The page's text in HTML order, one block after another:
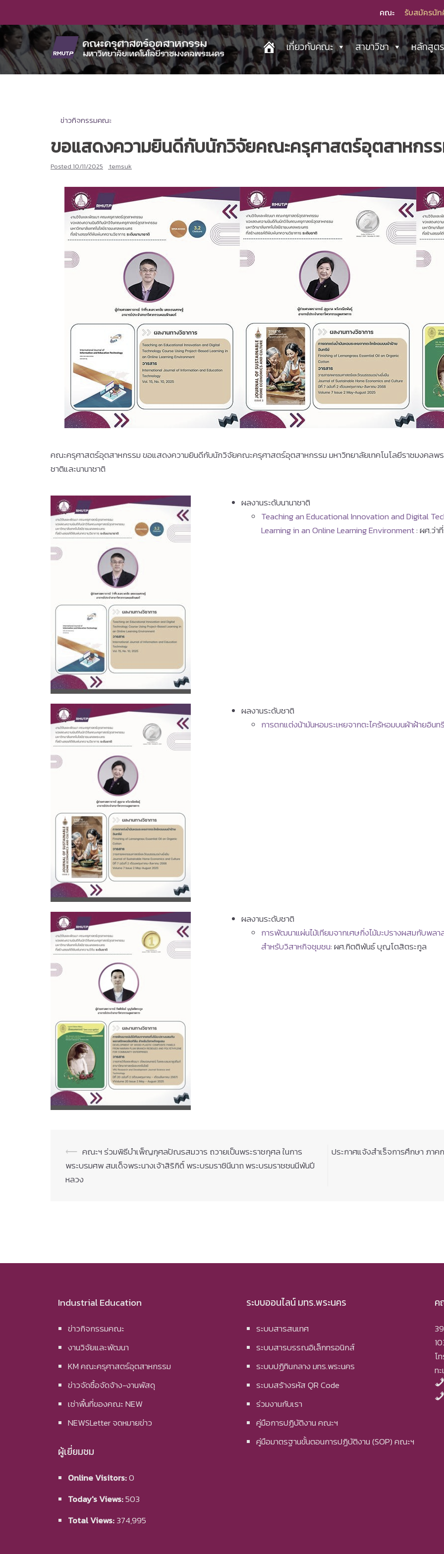
content
คณะ รับสมัครนัก
เกี่ยวกับคณะ สาขาวิชา หลักสูตร
ข่าวกิจกรรมคณะ
ขอแสดงความยินดีกับนักวิจัยคณะครุศาสตร์อุตสาหกร
Posted 10/11/2025 temsuk
คณะครุศาสตร์อุตสาหกรรม ขอแสดงความยินดีกับนักวิจัยคณะครุศาสตร์อุตสาหกรรม มหาวิทยาลัยเทคโนโลยีราชมงคลพ
ชาติและนานาชาติ
ผลงานระดับนานาชาติ
Teaching an Educational Innovation and Digital
Learning in an Online Learning Environment: ผศ.ว่า
ผลงานระดับชาติ
การตกแต่งน้ามันหอมระเหยจากตะไคร้หอมบนผ้าฝ้ายอินท
ผลงานระดับชาติ
การพัฒนาแผ่นไม้เทียมจากเศษกิ่งไม้มะปรางผสมกับพล
สำหรับวิสาหกิจชุมชน: ผศ.กิตติพันธ์ บุญโตสิตระกูล
Post
navigation
⟵ คณะฯ ร่วมพิธีบำเพ็ญกุศลปัณรสมวาร ถวายเป็นพระราชกุศล ในการ
พระบรมศพ สมเด็จพระนางเจ้าสิริกิติ์ พระบรมราชินีนาถ พระบรมราชชนนีพันปี
หลวง
ประกาศแจ้งสำเร็จการศึกษา ภา
Industrial Education
ข่าวกิจกรรมคณะ
งานวิจัยและพัฒนา
KM คณะครุศาสตร์อุตสาหกรรม
ข่าวจัดซื้อจัดจ้าง-งานพัสดุ
เช่าพื้นที่ของคณะ NEW
NEWSLetter จดหมายข่าว
ผู้เยี่ยมชม
Online Visitors:0
Today's Views:503
Total Views:374,995
ระบบออนไลน์ มทร.พระนคร
ระบบสารสนเทศ
ระบบสารบรรณอิเล็กทรอนิกส์
ระบบปฏิทินกลาง มทร.พระนคร
ระบบสร้างรหัส QR Code
ร่วมงานกับเรา
คู่มือการปฏิบัติงาน คณะฯ
คู่มือมาตรฐานขั้นตอนการปฏิบัติงาน (SOP) คณะฯ
ค
โ
ท